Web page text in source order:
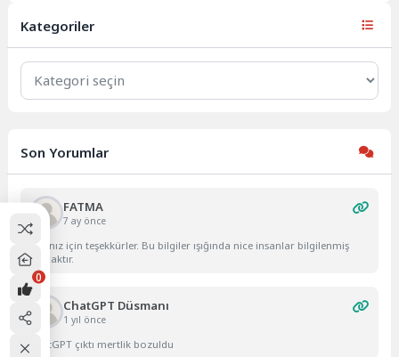
Kategoriler
Kategoriler
Son Yorumlar
FATMA
7 ay önce
Yazınız için teşekkürler. Bu bilgiler ışığında nice insanlar bilgilenmiş
olacaktır.
ChatGPT Düsmanı
1 yıl önce
ChatGPT çıktı mertlik bozuldu
0